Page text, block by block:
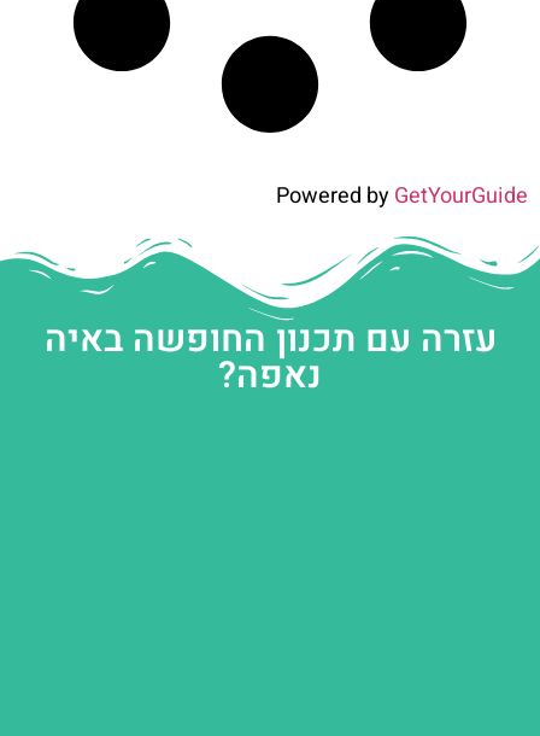
Powered byGetYourGuide
עזרה עם תכנון החופשה באיה
נאפה?